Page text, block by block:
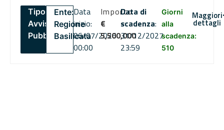
Tipo:
Avviso
Pubblico
Ente:
Regione
Basilicata
Data
inizio:
06/07/2026
00:00
Importo
€
5,500,000
Data di
scadenza:
31/12/2027
23:59
Giorni
alla
scadenza:
510
Maggiori
dettagli